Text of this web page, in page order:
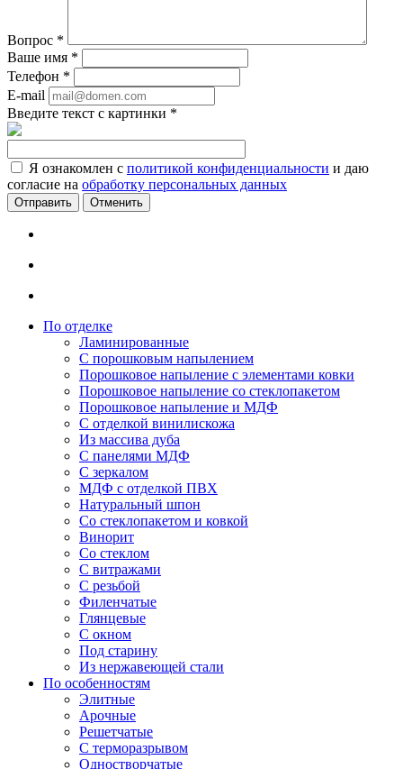
Вопрос *
Ваше имя *
Телефон *
E-mail
Введите текст с картинки *
Я ознакомлен с политикой конфиденциальности и даю
согласие на обработку персональных данных
Отменить
По отделке
Ламинированные
С порошковым напылением
Порошковое напыление с элементами ковки
Порошковое напыление со стеклопакетом
Порошковое напыление и МДФ
С отделкой винилискожа
Из массива дуба
С панелями МДФ
С зеркалом
МДФ с отделкой ПВХ
Натуральный шпон
Со стеклопакетом и ковкой
Винорит
Со стеклом
С витражами
С резьбой
Филенчатые
Глянцевые
С окном
Под старину
Из нержавеющей стали
По особенностям
Элитные
Арочные
Решетчатые
С терморазрывом
Одностворчатые